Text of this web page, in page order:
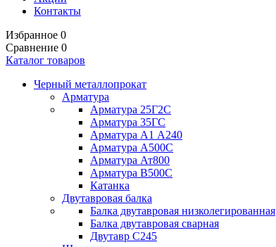
Контакты
Избранное 0
Сравнение 0
Каталог товаров
Черный металлопрокат
Арматура
Арматура 25Г2С
Арматура 35ГС
Арматура А1 А240
Арматура А500С
Арматура Ат800
Арматура В500С
Катанка
Двутавровая балка
Балка двутавровая низколегированная
Балка двутавровая сварная
Двутавр С245